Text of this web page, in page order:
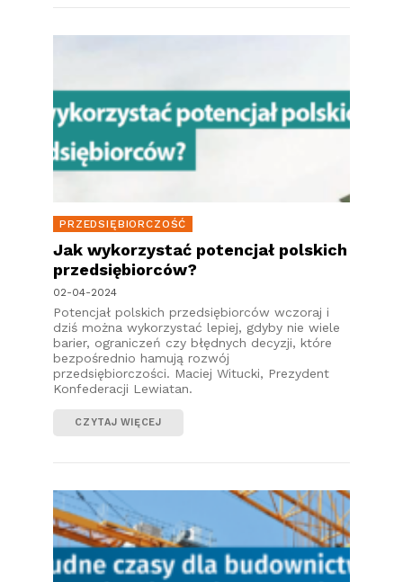
PRZEDSIĘBIORCZOŚĆ
Jak wykorzystać potencjał polskich
przedsiębiorców?
02-04-2024
Potencjał polskich przedsiębiorców wczoraj i
dziś można wykorzystać lepiej, gdyby nie wiele
barier, ograniczeń czy błędnych decyzji, które
bezpośrednio hamują rozwój
przedsiębiorczości. Maciej Witucki, Prezydent
Konfederacji Lewiatan.
CZYTAJ WIĘCEJ